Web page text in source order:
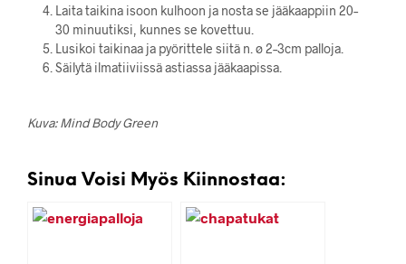
Laita taikina isoon kulhoon ja nosta se jääkaappiin 20–
30 minuutiksi, kunnes se kovettuu.
Lusikoi taikinaa ja pyörittele siitä n. ø 2–3cm palloja.
Säilytä ilmatiiviissä astiassa jääkaapissa.
Kuva: Mind Body Green
Sinua Voisi Myös Kiinnostaa: